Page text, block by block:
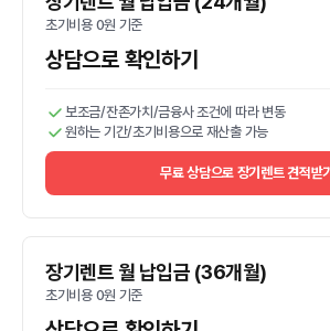
초기비용 0원 기준
상담으로 확인하기
보조금/잔존가치/금융사 조건에 따라 변동
원하는 기간/초기비용으로 재산출 가능
무료 상담으로 장기렌트 견적받기
장기렌트 월 납입금 (36개월)
초기비용 0원 기준